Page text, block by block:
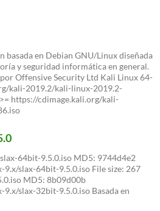
basada en Debian GNU/Linux diseñada
y seguridad informática en general.
Offensive Security Ltd Kali Linux 64-
kali-2019.2/kali-linux-2019.2-
https://cdimage.kali.org/kali-
64bit-9.5.0.iso MD5: 9744d4e2
slax-64bit-9.5.0.iso File size: 267
MD5: 8b09d00b
slax-32bit-9.5.0.iso Basada en